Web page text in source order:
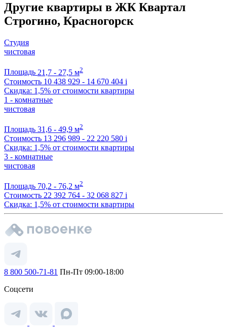
Другие квартиры в ЖК Квартал
Строгино, Красногорск
Студия
чистовая
Площадь 21,7 - 27,5 м2
Стоимость 10 438 929 - 14 670 404 i
Скидка: 1,5% от стоимости квартиры
1 - комнатные
чистовая
Площадь 31,6 - 49,9 м2
Стоимость 13 296 989 - 22 220 580 i
Скидка: 1,5% от стоимости квартиры
3 - комнатные
чистовая
Площадь 70,2 - 76,2 м2
Стоимость 22 392 764 - 32 068 827 i
Скидка: 1,5% от стоимости квартиры
8 800 500-71-81 Пн-Пт 09:00-18:00
Соцсети